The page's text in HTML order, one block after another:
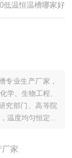
低温恒温槽哪家好
专业生产厂家，
学、生物工程、
究部门、高等院
温度均匀恒定的
厂家